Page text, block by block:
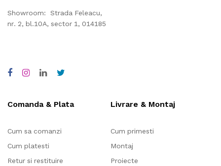
Showroom: Strada Feleacu,
nr. 2, bl.10A, sector 1, 014185
Comanda & Plata
Cum sa comanzi
Cum platesti
Retur si restituire
Livrare & Montaj
Cum primesti
Montaj
Proiecte